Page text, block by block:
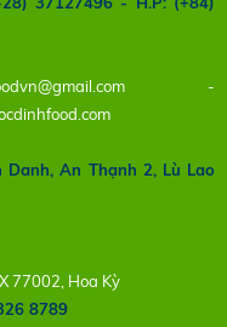
-
An Thạnh 2, Lù Lao
77002, Hoa Kỳ
8789